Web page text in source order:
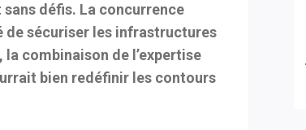
sans défis. La concurrence
de sécuriser les infrastructures
combinaison de l’expertise
bien redéfinir les contours